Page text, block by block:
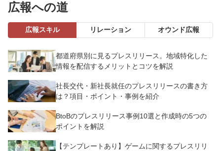
広報への道
広報スキル リレーション オウンド広報
都道府県別に見るプレスリリース。地域特化した
情報を配信するメリットとコツを解説
社長交代・新社長就任のプレスリリースの書き方
は？項目・ポイント・事例を紹介
BtoBのプレスリリース事例10選と作成時の5つの
ポイントを解説
【テンプレートあり】ゲームに関するプレスリリ